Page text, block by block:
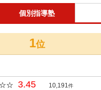
個別指導塾
1位
3.45 10,191件